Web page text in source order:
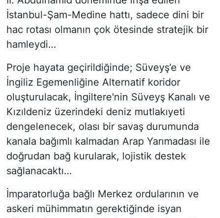
İstanbul-Şam-Medine hattı, sadece dini bir
hac rotası olmanın çok ötesinde stratejik bir
hamleydi…
Proje hayata geçirildiğinde; Süveyş’e ve
İngiliz Egemenliğine Alternatif koridor
oluşturulacak, İngiltere'nin Süveyş Kanalı ve
Kızıldeniz üzerindeki deniz mutlakıyeti
dengelenecek, olası bir savaş durumunda
kanala bağımlı kalmadan Arap Yarımadası ile
doğrudan bağ kurularak, lojistik destek
sağlanacaktı…
İmparatorluğa bağlı Merkez ordularının ve
askeri mühimmatın gerektiğinde isyan